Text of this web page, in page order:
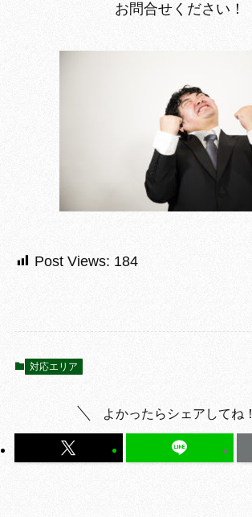
お問合せください！
Post Views: 184
対応エリア
よかったらシェアしてね！